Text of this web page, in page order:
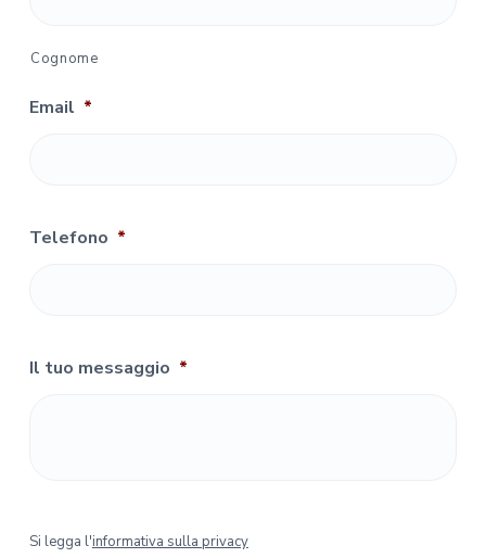
Cognome
Email *
Telefono *
Il tuo messaggio *
S
Si legga l'informativa sulla privacy